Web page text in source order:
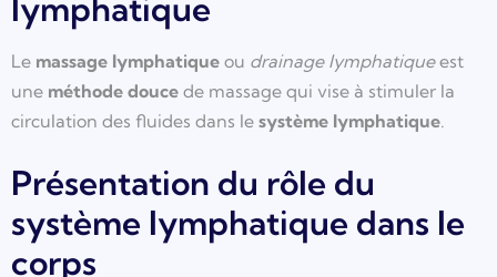
lymphatique
Le massage lymphatique ou drainage lymphatiqueest
une méthode douce de massage qui vise à stimuler la
circulation des fluides dans le système lymphatique.
Présentation du rôle du
système lymphatique dans le
corps